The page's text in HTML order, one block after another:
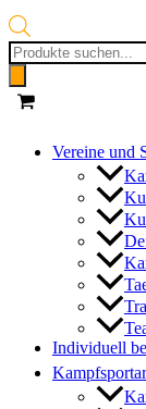
Products
search
Vereine und
Individuell